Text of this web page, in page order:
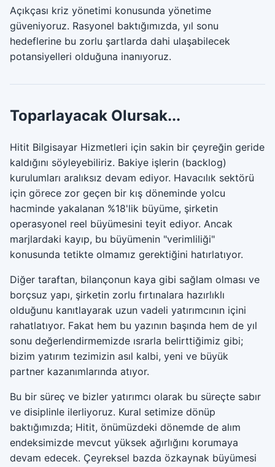
Açıkçası kriz yönetimi konusunda yönetime
güveniyoruz. Rasyonel baktığımızda, yıl sonu
hedeflerine bu zorlu şartlarda dahi ulaşabilecek
potansiyelleri olduğuna inanıyoruz.
Toparlayacak Olursak...
Hitit Bilgisayar Hizmetleri için sakin bir çeyreğin geride
kaldığını söyleyebiliriz. Bakiye işlerin (backlog)
kurulumları aralıksız devam ediyor. Havacılık sektörü
için görece zor geçen bir kış döneminde yolcu
hacminde yakalanan %18'lik büyüme, şirketin
operasyonel reel büyümesini teyit ediyor. Ancak
marjlardaki kayıp, bu büyümenin "verimliliği"
konusunda tetikte olmamız gerektiğini hatırlatıyor.
Diğer taraftan, bilançonun kaya gibi sağlam olması ve
borçsuz yapı, şirketin zorlu fırtınalara hazırlıklı
olduğunu kanıtlayarak uzun vadeli yatırımcının içini
rahatlatıyor. Fakat hem bu yazının başında hem de yıl
sonu değerlendirmemizde ısrarla belirttiğimiz gibi;
bizim yatırım tezimizin asıl kalbi, yeni ve büyük
partner kazanımlarında atıyor.
Bu bir süreç ve bizler yatırımcı olarak bu süreçte sabır
ve disiplinle ilerliyoruz. Kural setimize dönüp
baktığımızda; Hitit, önümüzdeki dönemde de alım
endeksimizde mevcut yüksek ağırlığını korumaya
devam edecek. Çeyreksel bazda özkaynak büyümesi